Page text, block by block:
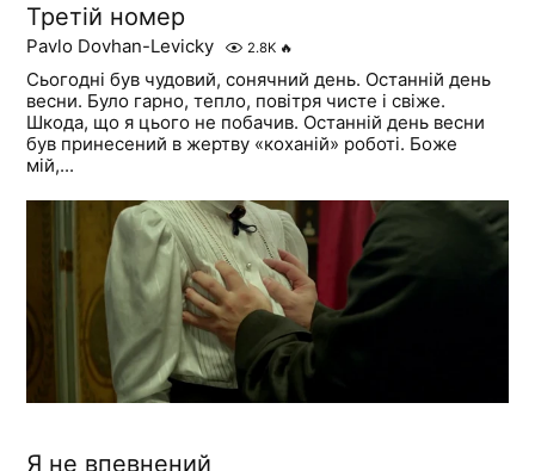
Третій номер
Pavlo Dovhan-Levicky 2.8K 🔥
Сьогодні був чудовий, сонячний день. Останній день
весни. Було гарно, тепло, повітря чисте і свіже.
Шкода, що я цього не побачив. Останній день весни
був принесений в жертву «коханій» роботі. Боже
мій,...
Я не впевнений